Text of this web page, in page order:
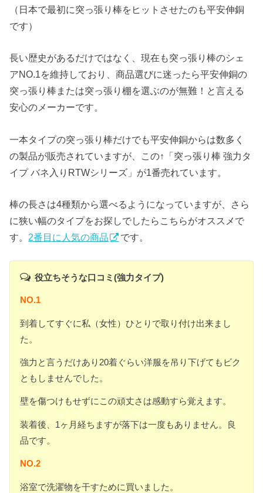
（日本で最初に突っ張り棒をヒットさせたのも平安伸銅
です）
長い歴史があるだけではなく、現在も突っ張り棒のシェ
アNO.1を維持しており、商品選びに迷ったら平安伸銅の
突っ張り棒または突っ張り棚を選ぶのが無難！と言える
安心のメーカーです。
一本タイプの突っ張り棒だけでも平安伸銅からは数多く
の製品が販売されていますが、この↑「突っ張り棒 強力タ
イプ バネ入りRTWシリーズ」が1番売れています。
棒の長さは4種類から選べるようになっていますが、さら
に狭い幅のタイプをお探しでしたらこちらがオススメで
す。 2番目に人気の商品 です。
役立ちそうな口コミ(強力タイプ)
NO.1
到着してすぐに私（女性）ひとりで取り付け出来まし
た。
強力と言うだけあり20着ぐらい洋服を吊り下げてもビク
ともしませんでした。
壁を傷つけもせずにこの頑丈さは感動すら覚えます。
装着後、1ヶ月経ちますが落下は一度もありません。良
品です。
NO.2
浴室で洗濯物を干すために買いました。